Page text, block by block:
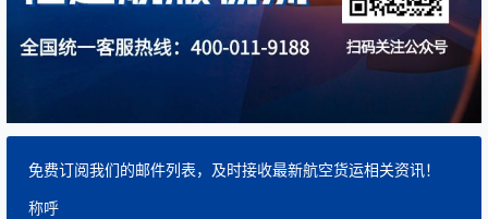
免费订阅我们的邮件列表，及时接收最新航空货运相关资讯！
称呼